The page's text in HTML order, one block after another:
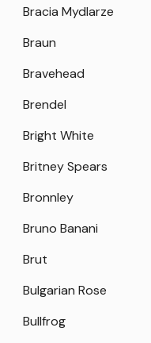
Bracia Mydlarze
Braun
Bravehead
Brendel
Bright White
Britney Spears
Bronnley
Bruno Banani
Brut
Bulgarian Rose
Bullfrog